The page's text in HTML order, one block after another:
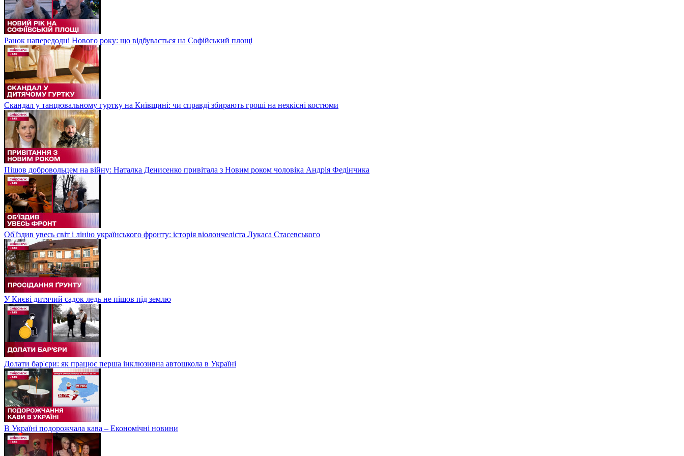
Ранок напередодні Нового року: що відбувається на Софійський площі
Скандал у танцювальному гуртку на Київщині: чи справді збирають гроші на неякісні костюми
Пішов добровольцем на війну: Наталка Денисенко привітала з Новим роком чоловіка Андрія Федінчика
Об'їздив увесь світ і лінію українського фронту: історія віолончеліста Лукаса Стасевського
У Києві дитячий садок ледь не пішов під землю
Долати бар'єри: як працює перша інклюзивна автошкола в Україні
В Україні подорожчала кава – Економічні новини